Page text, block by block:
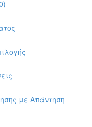
με Απάντηση